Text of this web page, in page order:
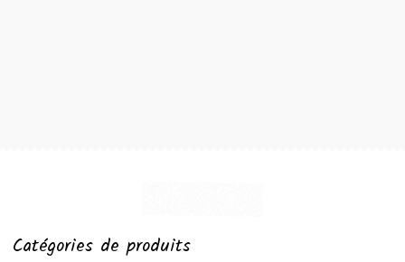
Catégories de produits